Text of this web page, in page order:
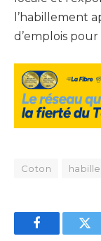
l’habillement
d’emplois pour
Coton
Facebook